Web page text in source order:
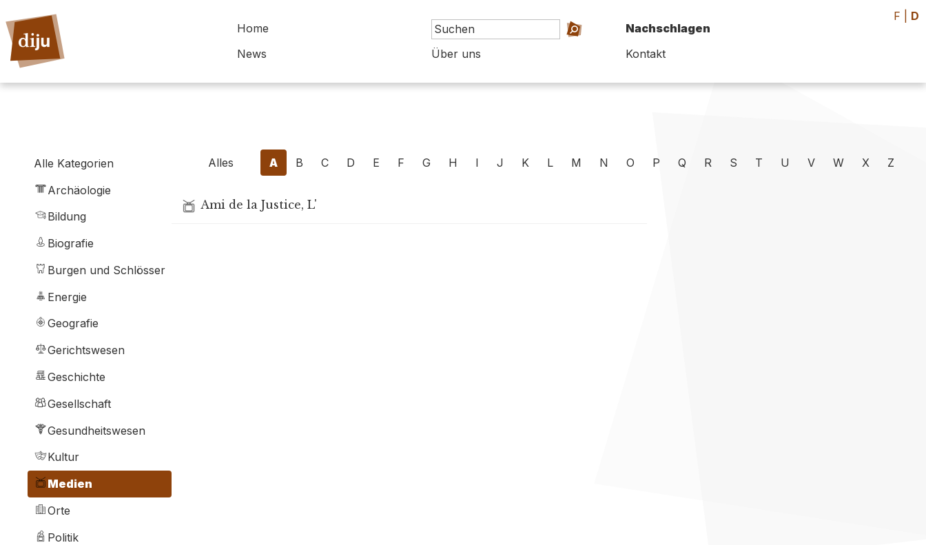
Home
Nachschlagen
News
Über uns Kontakt
F D
Alle Kategorien
Archäologie
Bildung
Biografie
Burgen und Schlösser
Energie
Geografie
Gerichtswesen
Geschichte
Gesellschaft
Gesundheitswesen
Kultur
Medien
Orte
Politik
Alles A B C D E F G H I J K L M N O P Q R S T U V W X Z
Ami de la Justice, L'